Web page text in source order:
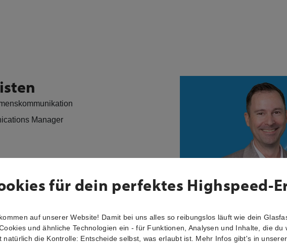
Manager
für dein perfektes Highspeed-
auf unserer Website! Damit bei uns alles so reibungslos läuft wie dein
und ähnliche Technologien ein - für Funktionen, Analysen und Inhalte, die du
natürlich die Kontrolle: Entscheide selbst, was erlaubt ist. Mehr Infos gibt's in unserer